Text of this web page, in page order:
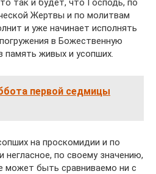
так и будет, что Господь, по
Жертвы и по молитвам
и уже начинает исполнять
в Божественную
память живых и усопших.
первой седмицы
на проскомидии и по
по своему значению,
может быть сравниваемо ни с